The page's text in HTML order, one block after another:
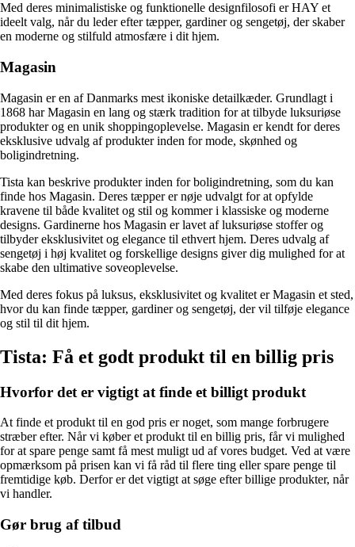
Med deres minimalistiske og funktionelle designfilosofi er HAY et
ideelt valg, når du leder efter tæpper, gardiner og sengetøj, der skaber
en moderne og stilfuld atmosfære i dit hjem.
Magasin
Magasin er en af Danmarks mest ikoniske detailkæder. Grundlagt i
1868 har Magasin en lang og stærk tradition for at tilbyde luksuriøse
produkter og en unik shoppingoplevelse. Magasin er kendt for deres
eksklusive udvalg af produkter inden for mode, skønhed og
boligindretning.
Tista kan beskrive produkter inden for boligindretning, som du kan
finde hos Magasin. Deres tæpper er nøje udvalgt for at opfylde
kravene til både kvalitet og stil og kommer i klassiske og moderne
designs. Gardinerne hos Magasin er lavet af luksuriøse stoffer og
tilbyder eksklusivitet og elegance til ethvert hjem. Deres udvalg af
sengetøj i høj kvalitet og forskellige designs giver dig mulighed for at
skabe den ultimative soveoplevelse.
Med deres fokus på luksus, eksklusivitet og kvalitet er Magasin et sted,
hvor du kan finde tæpper, gardiner og sengetøj, der vil tilføje elegance
og stil til dit hjem.
Tista: Få et godt produkt til en billig pris
Hvorfor det er vigtigt at finde et billigt produkt
At finde et produkt til en god pris er noget, som mange forbrugere
stræber efter. Når vi køber et produkt til en billig pris, får vi mulighed
for at spare penge samt få mest muligt ud af vores budget. Ved at være
opmærksom på prisen kan vi få råd til flere ting eller spare penge til
fremtidige køb. Derfor er det vigtigt at søge efter billige produkter, når
vi handler.
Gør brug af tilbud